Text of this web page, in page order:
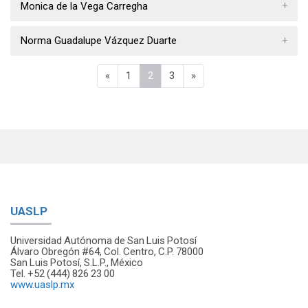
Monica de la Vega Carregha
Norma Guadalupe Vázquez Duarte
«Página anterior
1 Página 1
2Página 2
3 Página 3
»Página siguiente
UASLP
Universidad Autónoma de San Luis Potosí
Álvaro Obregón #64, Col. Centro, C.P. 78000
San Luis Potosí, S.L.P., México
Tel. +52 (444) 826 23 00
www.uaslp.mx